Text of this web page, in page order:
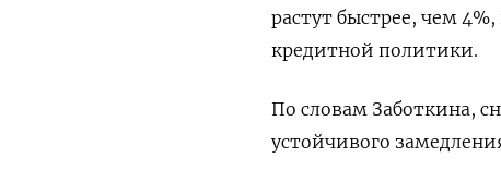
растут быстрее, чем
кредитной политики.
По словам Заботкина,
устойчивого